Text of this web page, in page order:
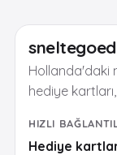
sneltegoed
Hollanda'daki
hediye kartları,
HIZLI
Hediye